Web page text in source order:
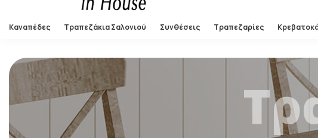
Καναπέδες Τραπεζάκια Σαλονιού Συνθέσεις Τραπεζαρίες